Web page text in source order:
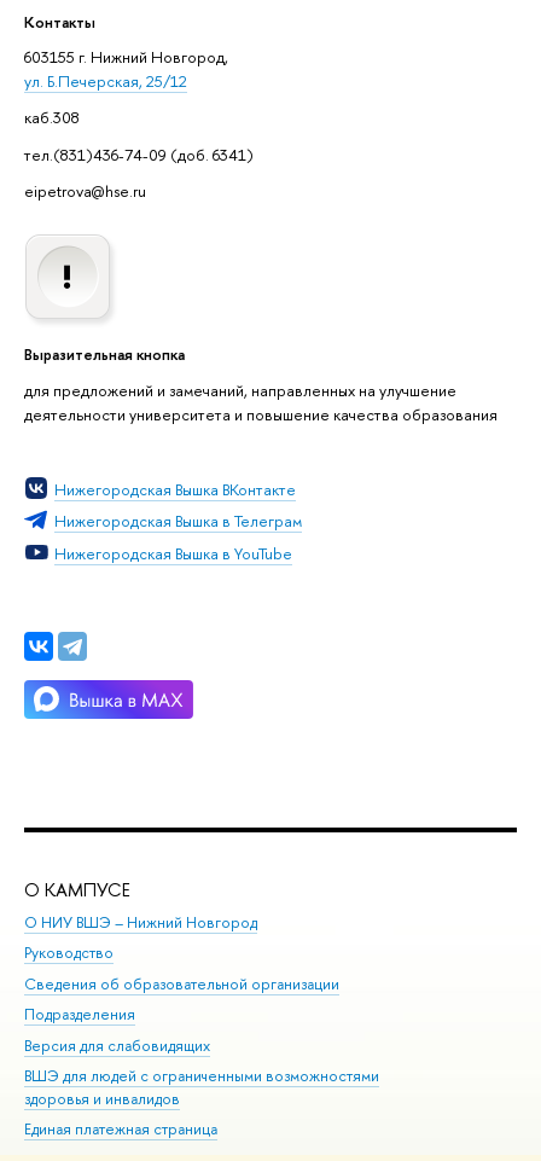
Контакты
603155 г. Нижний Новгород,
ул. Б.Печерская, 25/12
каб.308
тел.(831)436-74-09 (доб. 6341)
eipetrova@hse.ru
Выразительная кнопка
для предложений и замечаний, направленных на улучшение
деятельности университета и повышение качества образования
Нижегородская Вышка ВКонтакте
Нижегородская Вышка в Телеграм
Нижегородская Вышка в YouTube
О КАМПУСЕ
О НИУ ВШЭ – Нижний Новгород
Руководство
Сведения об образовательной организации
Подразделения
Версия для слабовидящих
ВШЭ для людей с ограниченными возможностями
здоровья и инвалидов
Единая платежная страница